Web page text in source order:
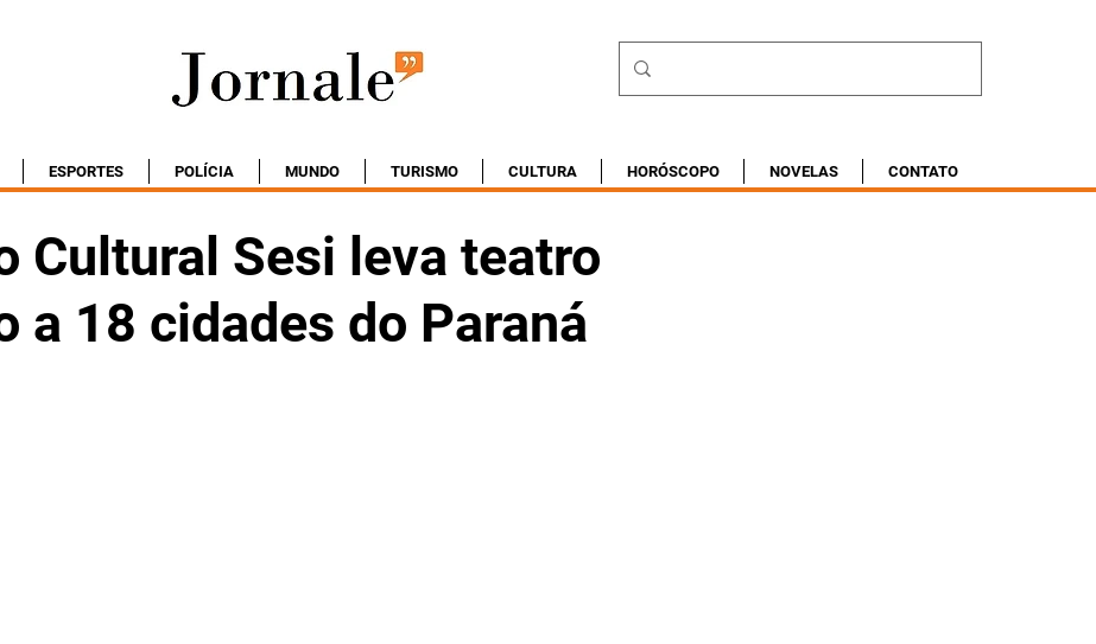
ESPORTES POLÍCIA MUNDO TURISMO CULTURA HORÓSCOPO NOVELAS CONTATO
Cultural Sesi leva teatro
a 18 cidades do Paraná